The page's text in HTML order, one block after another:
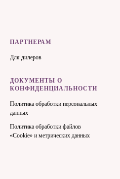
ПАРТНЕРАМ
Для дилеров
ДОКУМЕНТЫ О
КОНФИДЕНЦИАЛЬНОСТИ
Политика обработки персональных
данных
Политика обработки файлов
«Cookie» и метрических данных